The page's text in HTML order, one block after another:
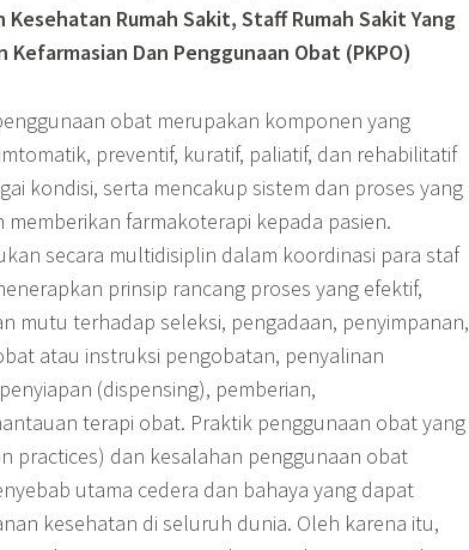
Rumah Sakit, Staff Rumah Sakit Yang
Dan Penggunaan Obat (PKPO)
obat merupakan komponen yang
preventif, kuratif, paliatif, dan rehabilitatif
kondisi, serta mencakup sistem dan proses yang
farmakoterapi kepada pasien.
secara multidisiplin dalam koordinasi para staf
prinsip rancang proses yang efektif,
mutu terhadap seleksi, pengadaan, penyimpanan,
atau instruksi pengobatan, penyalinan
(dispensing), pemberian,
terapi obat. Praktik penggunaan obat yang
practices) dan kesalahan penggunaan obat
utama cedera dan bahaya yang dapat
kesehatan di seluruh dunia. Oleh karena itu,